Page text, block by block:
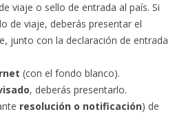
viaje o sello de entrada al país. Si
de viaje, deberás presentar el
junto con la declaración de entrada
(con el fondo blanco).
, deberás presentarlo.
resolución o notificación) de